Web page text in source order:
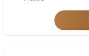
・大規模サービスの企画に
日本有数のアクセス数を
・漫画に知見または興味が